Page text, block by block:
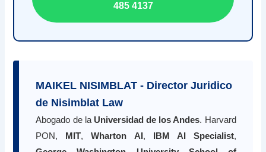
485 4137
MAIKEL NISIMBLAT - Director Juridico
de Nisimblat Law
Abogado de la Universidad de los Andes. Harvard
PON, MIT,Wharton AI, IBM AI Specialist,